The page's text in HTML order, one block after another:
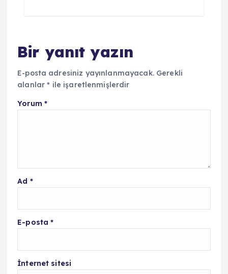
Bir yanıt yazın
E-posta adresiniz yayınlanmayacak. Gerekli
alanlar* ile işaretlenmişlerdir
Yorum *
Ad *
E-posta*
İnternet sitesi